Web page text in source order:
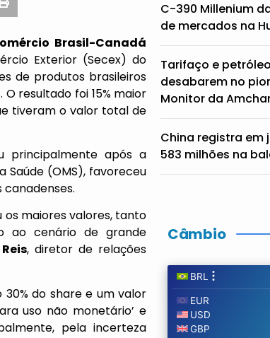
Brasil-Canadá
Exterior (Secex) do
de produtos brasileiros
resultado foi 15% maior
tiveram o valor total de
principalmente após a
Saúde (OMS), favoreceu
os maiores valores, tanto
ao cenário de grande
, diretor de relações
do share e um valor
uso não monetário’ e
pela incerteza
C-390 Millenium
de mercados na
Tarifaço e
desabarem no
Monitor da
China registra em
583 milhões na
Câmbio